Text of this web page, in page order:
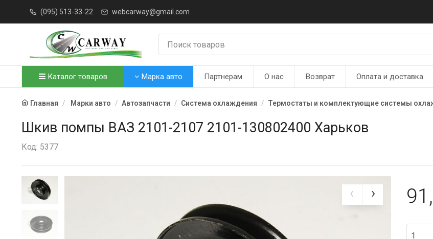
(095) 513-33-22 webcarway@gmail.com
Каталог товаров Марка авто Партнерам О нас Возврат Оплата и доставка
Главная Марки авто Автозапчасти Система охлаждения Термостаты и комплектующие системы
Шкив помпы ВАЗ 2101-2107 2101-130802400 Харьков
Код: 5377